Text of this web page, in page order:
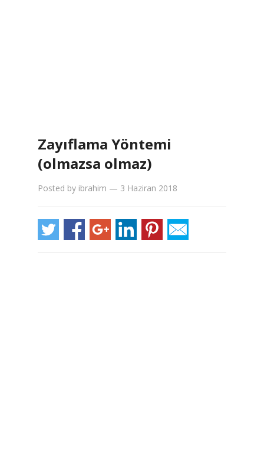
Zayıflama Yöntemi
(olmazsa olmaz)
Posted by ibrahim — 3 Haziran 2018